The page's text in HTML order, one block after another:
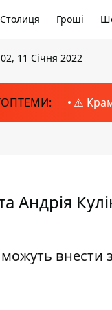
Столиця Гроші
11 Січня 2022
⚠️
Андрія